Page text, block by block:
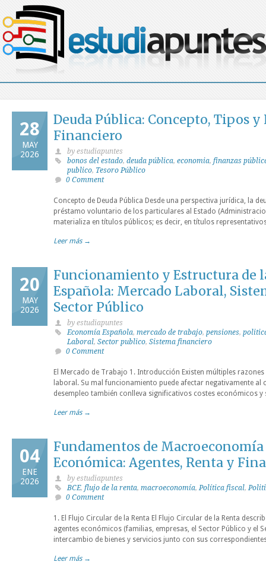
28
MAY
2026
Deuda Pública: Concepto, Tipos y
Financiero
by estudiapuntes
bonos del estado, deuda pública, economia, finanzas
publico, Tesoro Público
0 Comment
Concepto de Deuda Pública Desde una perspectiva jurídica, la
préstamo voluntario de los particulares al Estado
materializa en títulos públicos; es decir, en títulos
Leer más →
20
MAY
2026
Funcionamiento y Estructura de
Española: Mercado Laboral,
Sector Público
by estudiapuntes
Economía Española, mercado de trabajo, pensiones,
Laboral, Sector publico, Sistema financiero
0 Comment
El Mercado de Trabajo 1. Introducción Existen múltiples
laboral. Su mal funcionamiento puede afectar negativamente al
desempleo también conlleva significativos costes económicos y
Leer más →
04
ENE
2026
Fundamentos de
Económica: Agentes, Renta y
by estudiapuntes
BCE, flujo de la renta, macroeconomía,Política fiscal,
0 Comment
1. El Flujo Circular de la Renta El Flujo Circular de la Renta
agentes económicos (familias, empresas, el Sector Público y el
intercambio de bienes y servicios junto con sus
Leer más →